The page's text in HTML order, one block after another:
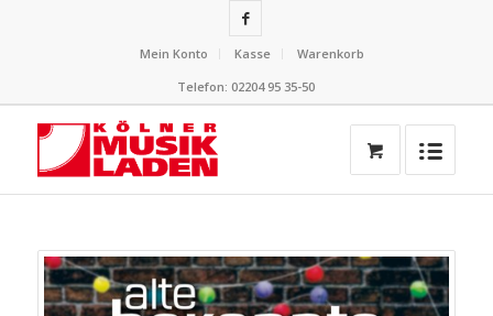
Mein Konto Kasse
Warenkorb
Telefon: 02204 95 35-50